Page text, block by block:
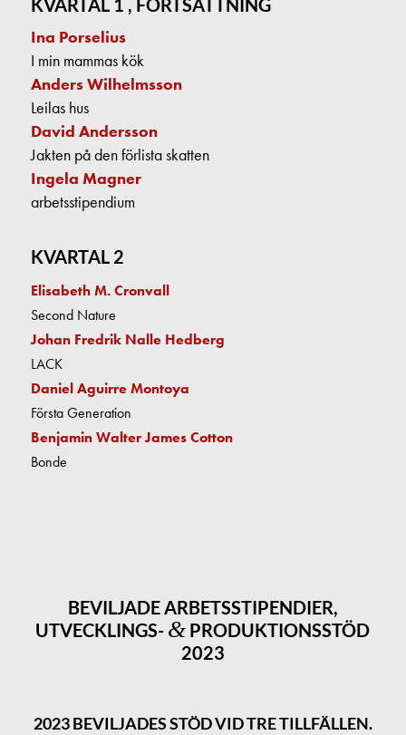
KVARTAL 1 , FORTSÄTTNING
Ina Porselius
I min mammas kök
Anders Wilhelmsson
Leilas hus
David Andersson
Jakten på den förlista skatten
Ingela Magner
arbetsstipendium
KVARTAL 2
Elisabeth M. Cronvall
Second Nature
Johan Fredrik Nalle Hedberg
LACK
Daniel Aguirre Montoya
Första Generation
Benjamin Walter James Cotton
Bonde
BEVILJADE ARBETSSTIPENDIER,
UTVECKLINGS- & PRODUKTIONSSTÖD
2023
2023 BEVILJADES STÖD VID TRE TILLFÄLLEN.